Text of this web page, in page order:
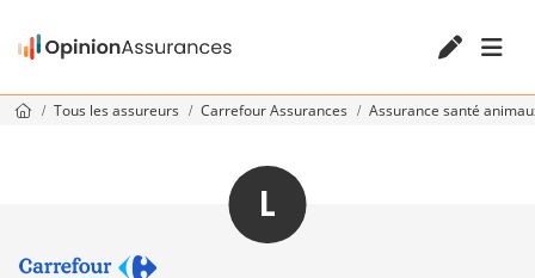
Tous les assureurs Carrefour Assurances Assurance santé
L